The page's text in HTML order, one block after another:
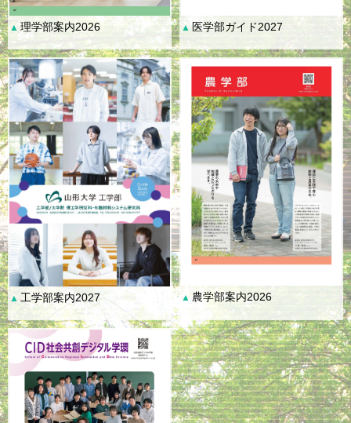
▲理学部案内2026 ▲ 医学部ガイド2027
▲ 工学部案内2027 ▲ 農学部案内2026